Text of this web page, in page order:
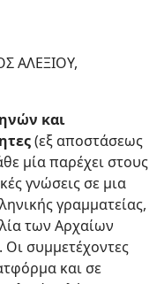
ΑΛΕΞΙΟΥ,
και
(εξ αποστάσεως
μία παρέχει στους
γνώσεις σε μια
γραμματείας,
των Αρχαίων
συμμετέχοντες
και σε